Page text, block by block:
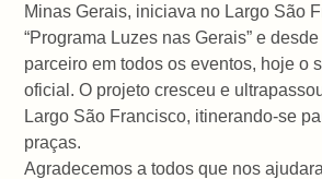
Minas Gerais, iniciava no Largo São
“Programa Luzes nas Gerais” e
parceiro em todos os eventos, hoje o
oficial. O projeto cresceu e
Largo São Francisco, itinerando-se
praças.
Agradecemos a todos que nos